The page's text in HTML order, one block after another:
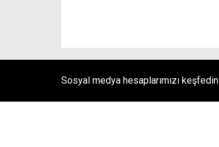
Sosyal medya hesaplarımızı keşfedin